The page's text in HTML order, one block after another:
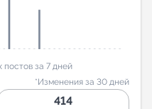
постов за 7 дней
*Изменения за 30 дней
414